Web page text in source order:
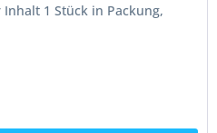
1 Stück in Packung,